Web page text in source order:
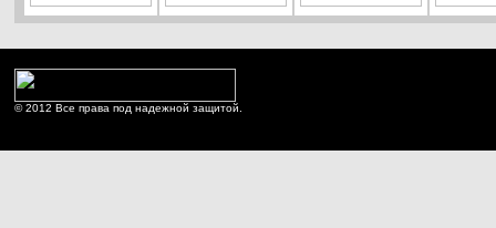
© 2012 Все права под надежной защитой.